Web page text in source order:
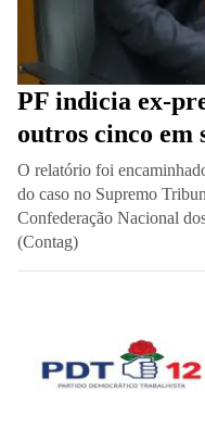
PF indicia ex-
outros cinco em
O relatório foi
do caso no Supremo
Confederação Nacional
(Contag)